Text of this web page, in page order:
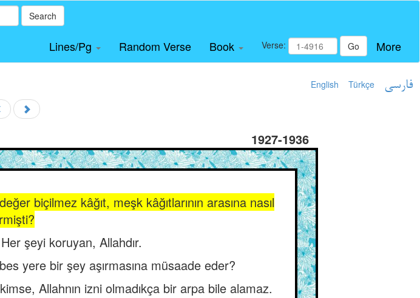
Search
Lines/Pg Random Verse Book Verse: Go More
English Türkçe فارسی
1927-1936
biçilmez kâğıt, meşk kâğıtlarının arasına nasıl
şeyi koruyan, Allahdır.
yere bir şey aşırmasına müsaade eder?
Allahnın izni olmadıkça bir arpa bile alamaz.